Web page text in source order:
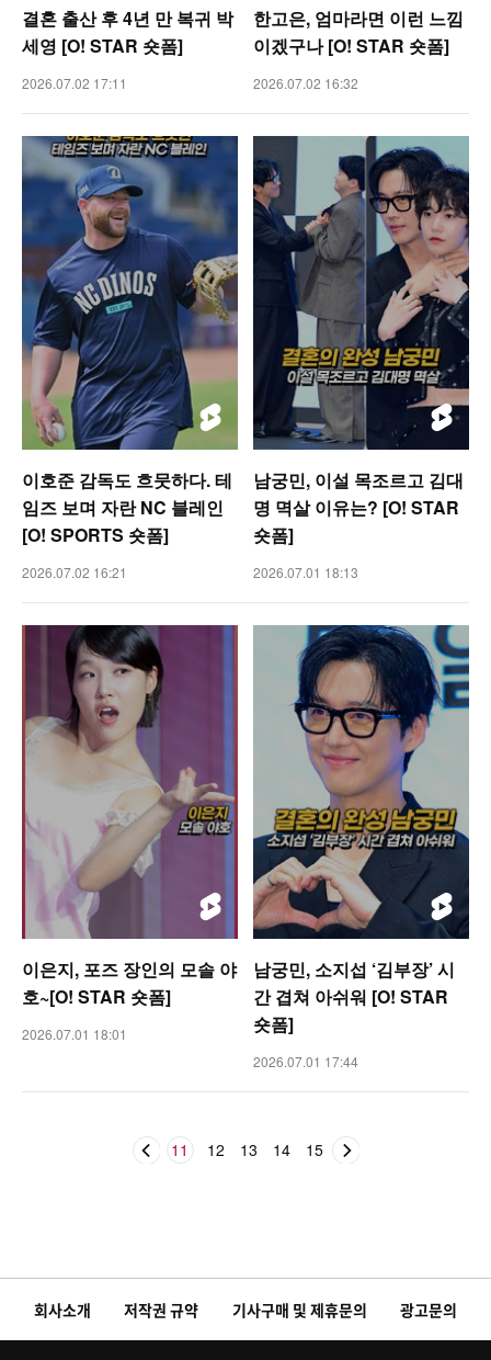
결혼 출산 후 4년 만 복귀 박
세영 [O! STAR 숏폼]
2026.07.02 17:11
한고은, 엄마라면 이런 느낌
이겠구나 [O! STAR 숏폼]
2026.07.02 16:32
이호준 감독도 흐뭇하다. 테
임즈 보며 자란 NC 블레인
[O! SPORTS 숏폼]
2026.07.02 16:21
남궁민, 이설 목조르고 김대
명 멱살 이유는? [O! STAR
숏폼]
2026.07.01 18:13
이은지, 포즈 장인의 모솔 야
호~[O! STAR 숏폼]
2026.07.01 18:01
남궁민, 소지섭 ‘김부장’ 시
간 겹쳐 아쉬워 [O! STAR
숏폼]
2026.07.01 17:44
11 12 13 14 15
회사소개 저작권 규약 기사구매 및 제휴문의 광고문의